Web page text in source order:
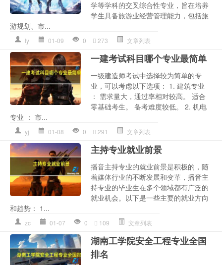
学等学科的交叉综合性专业，旨在培养
学生具备旅游业经营管理能力，包括旅
游规划、市...
ly 01-09 0 273 文章列表
一建考试科目哪个专业最简单
一级建造师考试中选择较为简单的专
业，可以考虑以下选项： 1. 建筑专业
： 需求量大，通过率相对较高。 适合
零基础考生。 备考难度较低。 2. 机电
专业 ： 市...
yj 01-08 0 291 文章列表
主持专业就业前景
播音主持专业的就业前景是积极的，随
着媒体行业的不断发展和变革，播音主
持专业的毕业生在多个领域都有广泛的
就业机会。以下是一些主要的就业方向
和趋势： 1...
zc 01-07 0 109 文章列表
湖南工学院安全工程专业全国
排名